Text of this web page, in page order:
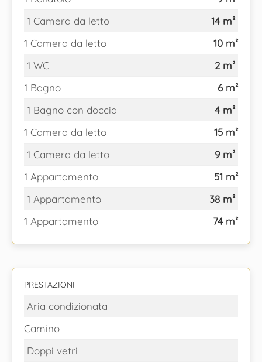
1 Camera da letto
14 m²
1 Camera da letto
10 m²
1 WC
2 m²
1 Bagno
6 m²
1 Bagno con doccia
4 m²
1 Camera da letto
15 m²
1 Camera da letto
9 m²
1 Appartamento
51 m²
1 Appartamento
38 m²
1 Appartamento
74 m²
PRESTAZIONI
Aria condizionata
Camino
Doppi vetri